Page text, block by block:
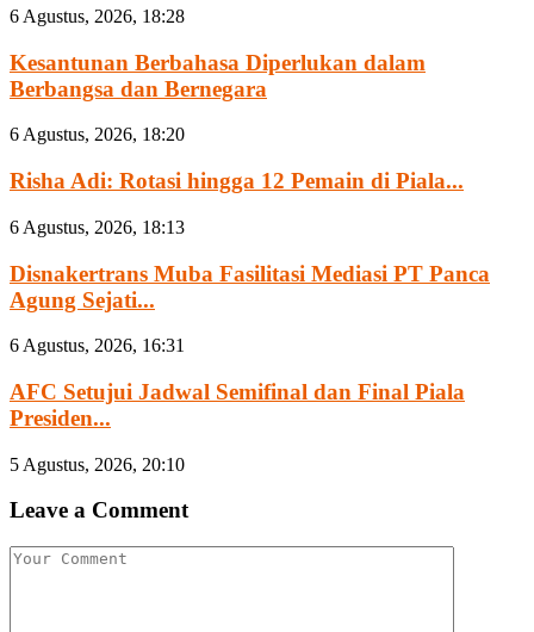
6 Agustus, 2026, 18:28
Kesantunan Berbahasa Diperlukan dalam
Berbangsa dan Bernegara
6 Agustus, 2026, 18:20
Risha Adi: Rotasi hingga 12 Pemain di Piala...
6 Agustus, 2026, 18:13
Disnakertrans Muba Fasilitasi Mediasi PT Panca
Agung Sejati...
6 Agustus, 2026, 16:31
AFC Setujui Jadwal Semifinal dan Final Piala
Presiden...
5 Agustus, 2026, 20:10
Leave a Comment